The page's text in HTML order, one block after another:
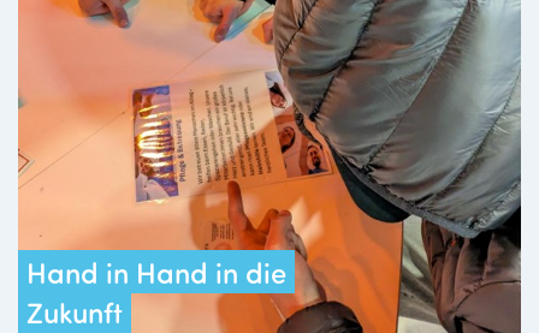
Hand in Hand in die
Zukunft